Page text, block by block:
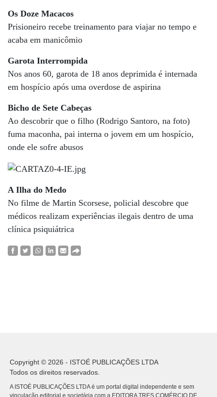
Os Doze Macacos
Prisioneiro recebe treinamento para viajar no tempo e
acaba em manicômio
Garota Interrompida
Nos anos 60, garota de 18 anos deprimida é internada
em hospício após uma overdose de aspirina
Bicho de Sete Cabeças
Ao descobrir que o filho (Rodrigo Santoro, na foto)
fuma maconha, pai interna o jovem em um hospício,
onde ele sofre abusos
A Ilha do Medo
No filme de Martin Scorsese, policial descobre que
médicos realizam experiências ilegais dentro de uma
clínica psiquiátrica
Copyright © 2026 - ISTOÉ PUBLICAÇÕES LTDA
Todos os direitos reservados.
A ISTOÉ PUBLICAÇÕES LTDA é um portal digital independente e sem
vinculação editorial e societária com a EDITORA TRES COMÉRCIO DE